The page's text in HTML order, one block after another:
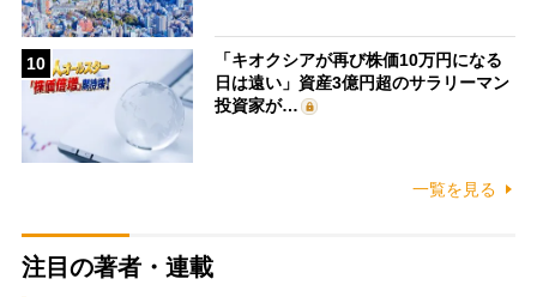
10
「キオクシアが再び株価10万円になる
日は遠い」資産3億円超のサラリーマン
投資家が…
一覧を見る
注目の著者・連載